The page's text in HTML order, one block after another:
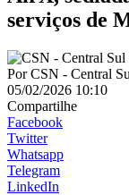
serviços de
PorCSN - Central
05/02/2026 10:10
Compartilhe
Facebook
Twitter
Whatsapp
Telegram
LinkedIn